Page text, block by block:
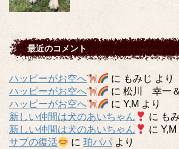
最近のコメント
ハッピーがお空へ に もみじ より
ハッピーがお空へ
に松川 幸一
ハッピーがお空へ
にY,M より
新しい仲間は犬のあいちゃん
に も
新しい仲間は犬のあいちゃん
にY,M
サブの復活
に珀パパより